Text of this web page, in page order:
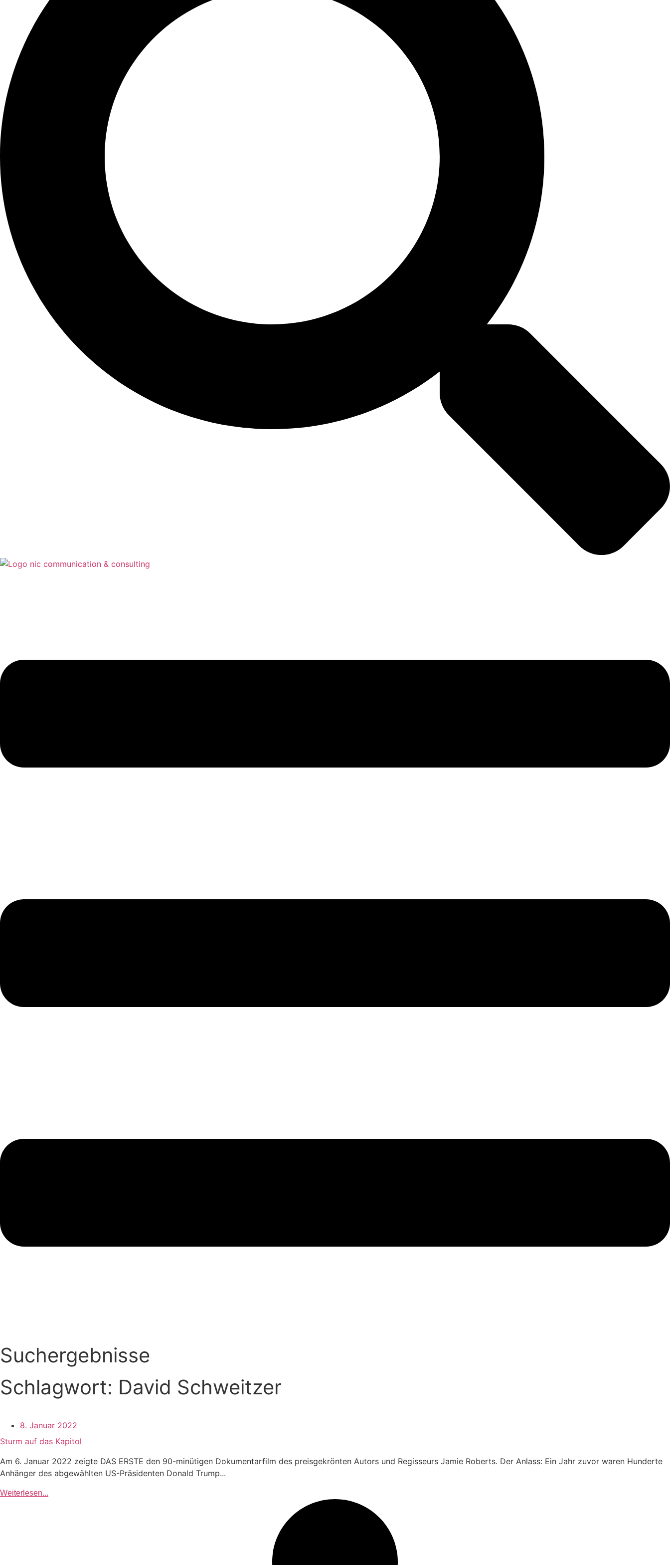
Suchergebnisse
Schlagwort: David Schweitzer
8. Januar 2022
Sturm auf das Kapitol
Am 6. Januar 2022 zeigte DAS ERSTE den 90-minütigen Dokumentarfilm des preisgekrönten Autors und Regisseurs Jamie Roberts. Der Anlass: Ein Jahr zuvor waren Hunderte
Anhänger des abgewählten US-Präsidenten Donald Trump...
Weiterlesen...